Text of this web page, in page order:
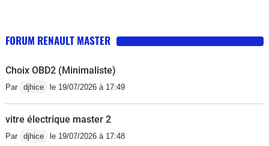
FORUM RENAULT MASTER
Choix OBD2 (Minimaliste)
Par djhice le 19/07/2026 à 17:49
vitre électrique master 2
Par djhice le 19/07/2026 à 17:48